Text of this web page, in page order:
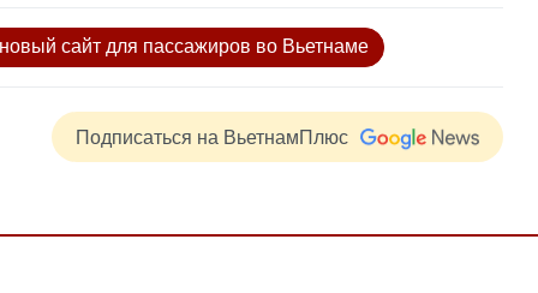
новый сайт для пассажиров во Вьетнаме
Подписаться на ВьетнамПлюс